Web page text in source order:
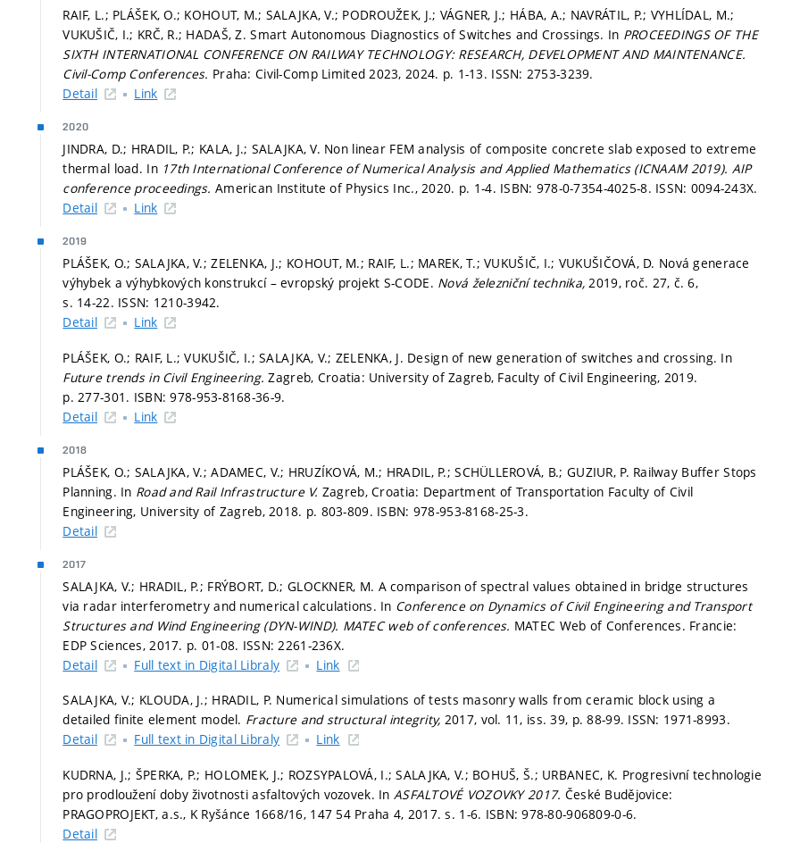
RAIF, L.; PLÁŠEK, O.; KOHOUT, M.; SALAJKA, V.; PODROUŽEK, J.; VÁGNER, J.; HÁBA, A.; NAVRÁTIL, P.; VYHLÍDAL, M.;
VUKUŠIČ, I.; KRČ, R.; HADAŠ, Z. Smart Autonomous Diagnostics of Switches and Crossings. In PROCEEDINGS OF THE
SIXTH INTERNATIONAL CONFERENCE ON RAILWAY TECHNOLOGY: RESEARCH, DEVELOPMENT AND MAINTENANCE.
Civil-Comp Conferences. Praha: Civil-Comp Limited 2023, 2024. p. 1-13. ISSN: 2753-3239.
Detail
Link
2020
JINDRA, D.; HRADIL, P.; KALA, J.; SALAJKA, V. Non linear FEM analysis of composite concrete slab exposed to extreme
thermal load. In 17th International Conference of Numerical Analysis and Applied Mathematics (ICNAAM 2019). AIP
conference proceedings.American Institute of Physics Inc., 2020. p. 1-4. ISBN: 978-0-7354-4025-8. ISSN: 0094-243X.
Detail
Link
2019
PLÁŠEK, O.; SALAJKA, V.; ZELENKA, J.; KOHOUT, M.; RAIF, L.; MAREK, T.; VUKUŠIČ, I.; VUKUŠIČOVÁ, D. Nová generace
výhybek a výhybkových konstrukcí – evropský projekt S-CODE. Nová železniční technika,2019, roč. 27, č. 6,
s. 14-22. ISSN: 1210-3942.
Detail
Link
PLÁŠEK, O.; RAIF, L.; VUKUŠIČ, I.; SALAJKA, V.; ZELENKA, J. Design of new generation of switches and crossing. In
Future trends in Civil Engineering.Zagreb, Croatia: University of Zagreb, Faculty of Civil Engineering, 2019.
p. 277-301. ISBN: 978-953-8168-36-9.
Detail
Link
2018
PLÁŠEK, O.; SALAJKA, V.; ADAMEC, V.; HRUZÍKOVÁ, M.; HRADIL, P.; SCHÜLLEROVÁ, B.; GUZIUR, P. Railway Buffer Stops
Planning. In Road and Rail Infrastructure V. Zagreb, Croatia: Department of Transportation Faculty of Civil
Engineering, University of Zagreb, 2018. p. 803-809. ISBN: 978-953-8168-25-3.
Detail
2017
SALAJKA, V.; HRADIL, P.; FRÝBORT, D.; GLOCKNER, M. A comparison of spectral values obtained in bridge structures
via radar interferometry and numerical calculations. In Conference on Dynamics of Civil Engineering and Transport
Structures and Wind Engineering (DYN-WIND). MATEC web of conferences. MATEC Web of Conferences. Francie:
EDP Sciences, 2017. p. 01-08. ISSN: 2261-236X.
Detail
Full text in Digital Libraly Link
SALAJKA, V.; KLOUDA, J.; HRADIL, P. Numerical simulations of tests masonry walls from ceramic block using a
detailed finite element model. Fracture and structural integrity, 2017, vol. 11, iss. 39, p. 88-99. ISSN: 1971-8993.
Detail
Full text in Digital Libraly Link
KUDRNA, J.; ŠPERKA, P.; HOLOMEK, J.; ROZSYPALOVÁ, I.; SALAJKA, V.; BOHUŠ, Š.; URBANEC, K. Progresivní technologie
pro prodloužení doby životnosti asfaltových vozovek. InASFALTOVÉ VOZOVKY 2017. České Budějovice:
PRAGOPROJEKT, a.s., K Ryšánce 1668/16, 147 54 Praha 4, 2017.s. 1-6. ISBN: 978-80-906809-0-6.
Detail